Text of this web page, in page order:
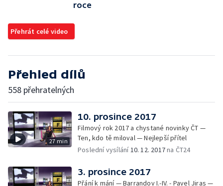
roce
Přehrát celé video
Přehled dílů
558 přehratelných
27 min
10. prosince 2017
Filmový rok 2017 a chystané novinky ČT —
Ten, kdo tě miloval — Nejlepší přítel
Poslední vysílání10. 12. 2017na ČT24
3. prosince 2017
Přání k mání — Barrandov I.-IV. - Pavel Jiras —